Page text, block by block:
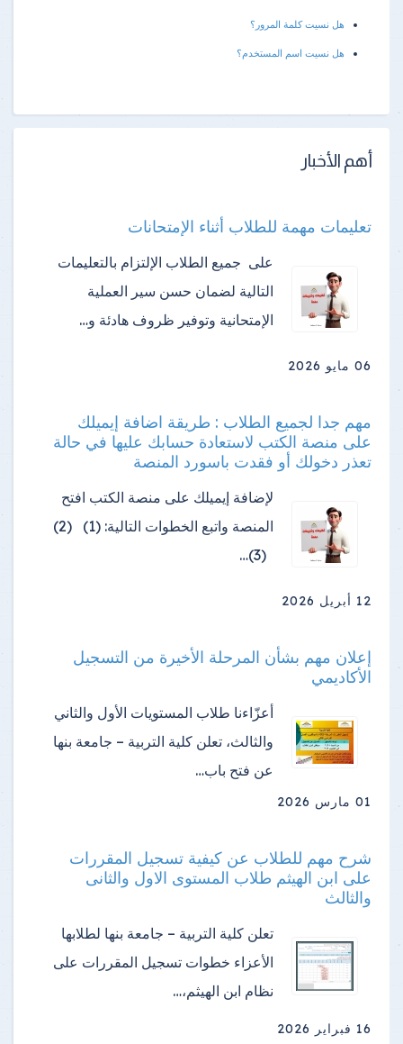
هل نسيت كلمة المرور؟
هل نسيت اسم المستخدم؟
أهم الأخبار
تعليمات مهمة للطلاب أثناء الإمتحانات
على جميع الطلاب الإلتزام بالتعليمات
التالية لضمان حسن سير العملية
الإمتحانية وتوفير ظروف هادئة و…
06 مايو 2026
مهم جدا لجميع الطلاب : طريقة اضافة إيميلك
على منصة الكتب لاستعادة حسابك عليها في حالة
تعذر دخولك أو فقدت باسورد المنصة
لإضافة إيميلك على منصة الكتب افتح
المنصة واتبع الخطوات التالية: (1) (2)
(3)…
12 أبريل 2026
إعلان مهم بشأن المرحلة الأخيرة من التسجيل
الأكاديمي
أعزّاءنا طلاب المستويات الأول والثاني
والثالث، تعلن كلية التربية – جامعة بنها
عن فتح باب…
01 مارس 2026
شرح مهم للطلاب عن كيفية تسجيل المقررات
على ابن الهيثم طلاب المستوى الاول والثانى
والثالث
تعلن كلية التربية – جامعة بنها لطلابها
الأعزاء خطوات تسجيل المقررات على
نظام ابن الهيثم،…
16 فبراير 2026